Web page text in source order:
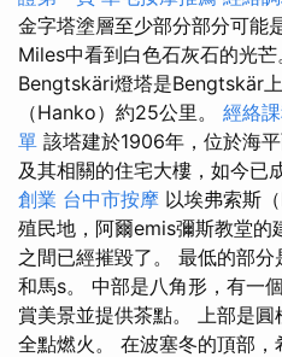
金字塔塗層至少部分部分可能
Miles中看到白色石灰石的光芒
Bengtskäri燈塔是Bengtskär
（Hanko）約25公里。 經絡
單 該塔建於1906年，位於海
及其相關的住宅大樓，如今已
創業 台中市按摩 以埃弗索斯
殖民地，阿爾emis彌斯教堂的
之間已經摧毀了。 最低的部
和馬s。 中部是八角形，有一
賞美景並提供茶點。 上部是
全點燃火。 在波塞冬的頂部